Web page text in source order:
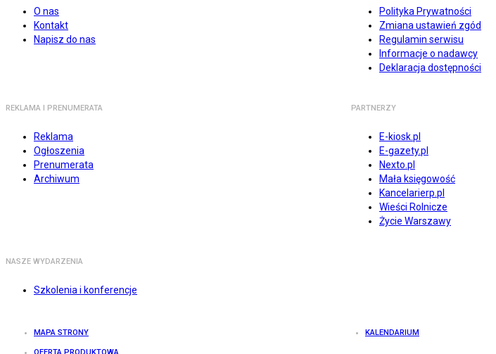
O nas
Kontakt
Napisz do nas
Polityka Prywatności
Zmiana ustawień zgód
Regulamin serwisu
Informacje o nadawcy
Deklaracja dostępności
REKLAMA I PRENUMERATA
Reklama
Ogłoszenia
Prenumerata
Archiwum
PARTNERZY
E-kiosk.pl
E-gazety.pl
Nexto.pl
Mała księgowość
Kancelarierp.pl
Wieści Rolnicze
Życie Warszawy
NASZE WYDARZENIA
Szkolenia i konferencje
MAPA STRONY KALENDARIUM